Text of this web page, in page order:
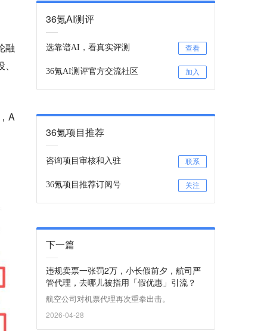
融
A
36氪AI测评
选靠谱AI，看真实评测 查看
36氪AI测评官方交流社区 加入
36氪项目推荐
咨询项目审核和入驻 联系
36氪项目推荐订阅号 关注
下一篇
违规卖票一张罚2万，小长假前夕，航司严
管代理，去哪儿被指用「假优惠」引流？
航空公司对机票代理再次重拳出击。
2026-04-28